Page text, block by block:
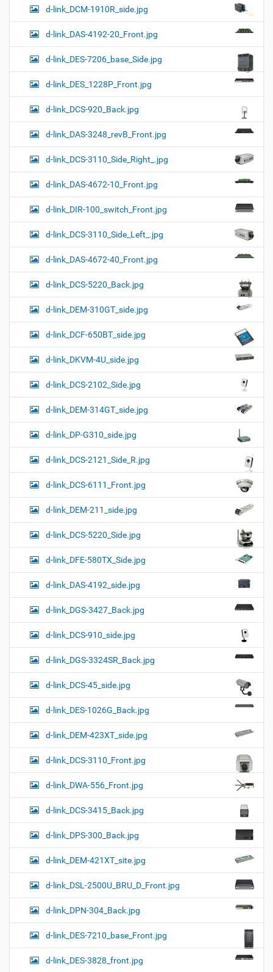
d-link_DCM-1910R_side.jpg
d-link_DAS-4192-20_Front.jpg
d-link_DES-7206_base_Side.jpg
d-link_DES_1228P_Front.jpg
d-link_DCS-920_Back.jpg
d-link_DAS-3248_revB_Front.jpg
d-link_DCS-3110_Side_Right_.jpg
d-link_DAS-4672-10_Front.jpg
d-link_DIR-100_switch_Front.jpg
d-link_DCS-3110_Side_Left_.jpg
d-link_DAS-4672-40_Front.jpg
d-link_DCS-5220_Back.jpg
d-link_DEM-310GT_side.jpg
d-link_DCF-650BT_side.jpg
d-link_DKVM-4U_side.jpg
d-link_DCS-2102_Side.jpg
d-link_DEM-314GT_side.jpg
d-link_DP-G310_side.jpg
d-link_DCS-2121_Side_R.jpg
d-link_DCS-6111_Front.jpg
d-link_DEM-211_side.jpg
d-link_DCS-5220_Side.jpg
d-link_DFE-580TX_Side.jpg
d-link_DAS-4192_side.jpg
d-link_DGS-3427_Back.jpg
d-link_DCS-910_side.jpg
d-link_DGS-3324SR_Back.jpg
d-link_DCS-45_side.jpg
d-link_DES-1026G_Back.jpg
d-link_DEM-423XT_side.jpg
d-link_DCS-3110_Front.jpg
d-link_DWA-556_Front.jpg
d-link_DCS-3415_Back.jpg
d-link_DPS-300_Back.jpg
d-link_DEM-421XT_site.jpg
d-link_DSL-2500U_BRU_D_Front.jpg
d-link_DPN-304_Back.jpg
d-link_DES-7210_base_Front.jpg
d-link_DES-3828_front.jpg